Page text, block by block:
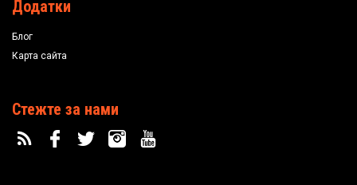
Додатки
Блог
Карта сайта
Стежте за нами